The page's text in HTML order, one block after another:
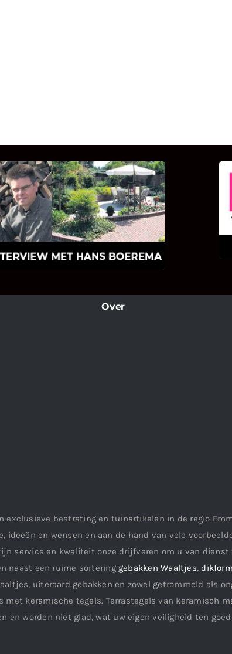
INTERVIEW MET HANS
BOEREMA
Bricks and Stones ontstaan is en
wat Hans Boerema motiveert in de
wereld van klinkers en tegels!
Over
bestrating en tuinartikelen in de regio
en wensen en aan de hand van vele
service en kwaliteit onze drijfveren om u van
naast een ruime sortering gebakken Waaltjes,
uiteraard gebakken en zowel getrommeld als
keramische tegels. Terrastegels van keramisch
en worden niet glad, wat uw eigen veiligheid ten